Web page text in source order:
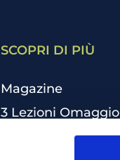
SCOPRI DI PIÙ
Magazine
3 Lezioni Omaggio